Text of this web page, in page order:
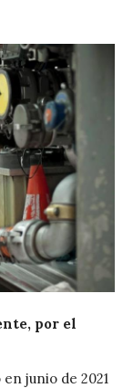
por el
junio de 2021